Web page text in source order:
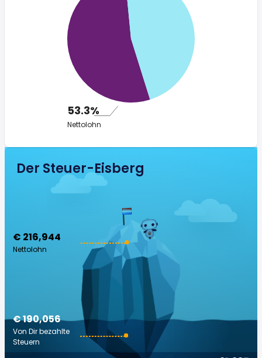
53.3%
Nettolohn
Der Steuer-Eisberg
€ 216,944
Nettolohn
€ 190,056
Von Dir bezahlte
Steuern